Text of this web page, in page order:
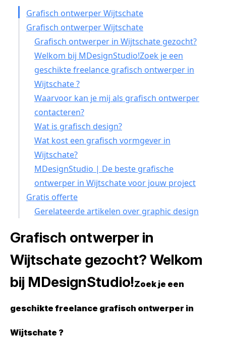
Grafisch ontwerper Wijtschate
Grafisch ontwerper Wijtschate
Grafisch ontwerper in Wijtschate gezocht?
Welkom bij MDesignStudio!Zoek je een
geschikte freelance grafisch ontwerper in
Wijtschate ?
Waarvoor kan je mij als grafisch ontwerper
contacteren?
Wat is grafisch design?
Wat kost een grafisch vormgever in
Wijtschate?
MDesignStudio | De beste grafische
ontwerper in Wijtschate voor jouw project
Gratis offerte
Gerelateerde artikelen over graphic design
Grafisch ontwerper in
Wijtschate gezocht? Welkom
bij MDesignStudio!Zoek je een
geschikte freelance grafisch ontwerper in
Wijtschate ?